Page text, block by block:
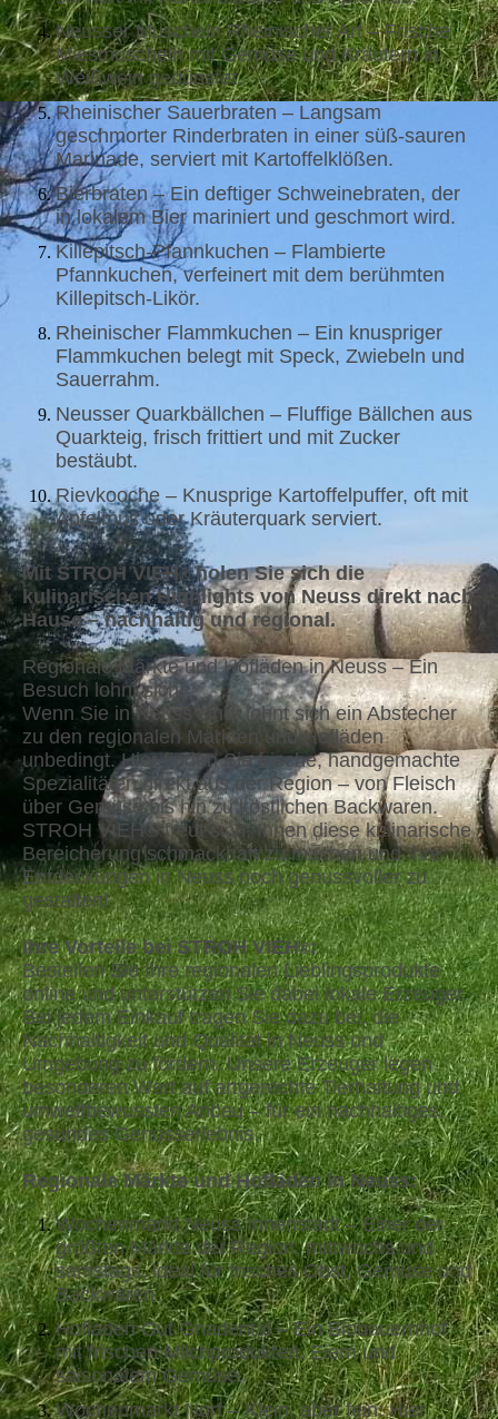
Neusser Muscheln Rheinischer Art – Frische
Miesmuscheln mit Gemüse und Kräutern in
Weißwein gedünstet.
Rheinischer Sauerbraten – Langsam
geschmorter Rinderbraten in einer süß-sauren
Marinade, serviert mit Kartoffelklößen.
Bierbraten – Ein deftiger Schweinebraten, der
in lokalem Bier mariniert und geschmort wird.
Killepitsch-Pfannkuchen – Flambierte
Pfannkuchen, verfeinert mit dem berühmten
Killepitsch-Likör.
Rheinischer Flammkuchen – Ein knuspriger
Flammkuchen belegt mit Speck, Zwiebeln und
Sauerrahm.
Neusser Quarkbällchen – Fluffige Bällchen aus
Quarkteig, frisch frittiert und mit Zucker
bestäubt.
Rievkooche – Knusprige Kartoffelpuffer, oft mit
Apfelmus oder Kräuterquark serviert.
Mit STROH VIEH®holen Sie sich die
kulinarischen Highlights von Neuss direkt nach
Hause – nachhaltig und regional.
Regionale Märkte und Hofläden in Neuss – Ein
Besuch lohnt sich!
Wenn Sie in Neuss sind, lohnt sich ein Abstecher
zu den regionalen Märkten und Hofläden
unbedingt. Hier finden Sie frische, handgemachte
Spezialitäten direkt aus der Region – von Fleisch
über Gemüse bis hin zu köstlichen Backwaren.
STROH VIEH® freut sich, Ihnen diese kulinarische
Bereicherung schmackhaft zu machen und Ihre
Entdeckungen in Neuss noch genussvoller zu
gestalten!
Ihre Vorteile bei STROH VIEH®:
Bestellen Sie Ihre regionalen Lieblingsprodukte
online und unterstützen Sie dabei lokale Erzeuger.
Bei jedem Einkauf tragen Sie dazu bei, die
Nachhaltigkeit und Qualität in Neuss und
Umgebung zu fördern. Unsere Erzeuger legen
besonderen Wert auf artgerechte Tierhaltung und
umweltbewussten Anbau – für ein nachhaltiges,
gesundes Genusserlebnis.
Regionale Märkte und Hofläden in Neuss:
Wochenmarkt Neuss Innenstadt – Einer der
größten Märkte der Region, mittwochs und
samstags, ideal für frisches Obst, Gemüse und
Backwaren.
Hofladen Gut Gnadental – Ein Biobauernhof
mit frischen Milchprodukten, Eiern und
saisonalem Gemüse.
Wochenmarkt Norf – Klein, aber fein: Hier